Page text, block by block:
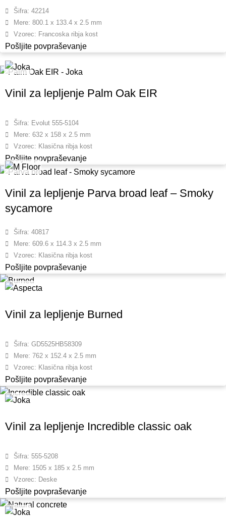
Šifra: 42214
Mere: 800.1 x 133.4 x 2.5 mm
Vzorec: Francoska ribja kost
Pošljite povpraševanje
Vinil za lepljenje Palm Oak EIR
Šifra: Evolut 555-5104
Mere: 632 x 158 x 2.5 mm
Vzorec: Klasična ribja kost
Pošljite povpraševanje
Vinil za lepljenje Parva broad leaf – Smoky
sycamore
Šifra: 40817
Mere: 609.6 x 114.3 x 2.5 mm
Vzorec: Klasična ribja kost
Pošljite povpraševanje
Vinil za lepljenje Burned
Šifra: GD5525HB58309
Mere: 762 x 152.4 x 2.5 mm
Vzorec: Klasična ribja kost
Pošljite povpraševanje
Vinil za lepljenje Incredible classic oak
Šifra: 555-5208
Mere: 1505 x 185 x 2.5 mm
Vzorec: Deske
Pošljite povpraševanje